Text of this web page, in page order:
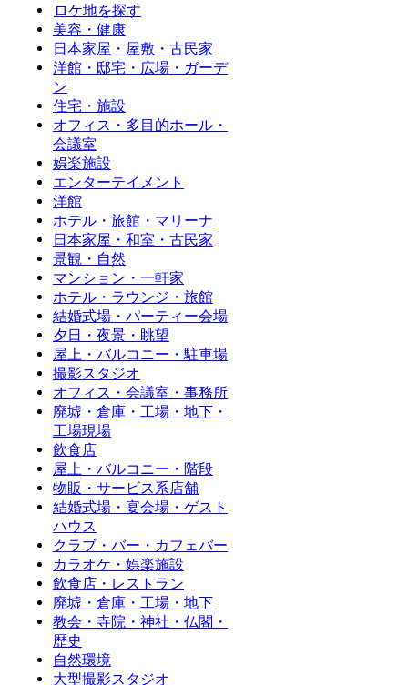
ロケ地を探す
美容・健康
日本家屋・屋敷・古民家
洋館・邸宅・広場・ガーデ
ン
住宅・施設
オフィス・多目的ホール・
会議室
娯楽施設
エンターテイメント
洋館
ホテル・旅館・マリーナ
日本家屋・和室・古民家
景観・自然
マンション・一軒家
ホテル・ラウンジ・旅館
結婚式場・パーティー会場
夕日・夜景・眺望
屋上・バルコニー・駐車場
撮影スタジオ
オフィス・会議室・事務所
廃墟・倉庫・工場・地下・
工場現場
飲食店
屋上・バルコニー・階段
物販・サービス系店舗
結婚式場・宴会場・ゲスト
ハウス
クラブ・バー・カフェバー
カラオケ・娯楽施設
飲食店・レストラン
廃墟・倉庫・工場・地下
教会・寺院・神社・仏閣・
歴史
自然環境
大型撮影スタジオ